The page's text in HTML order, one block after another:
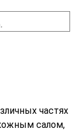
частях
салом,